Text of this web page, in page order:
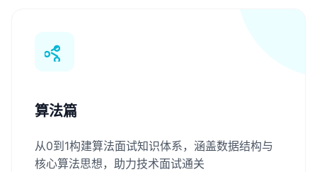
算法篇
从0到1构建算法面试知识体系，涵盖数据结构与
核心算法思想，助力技术面试通关